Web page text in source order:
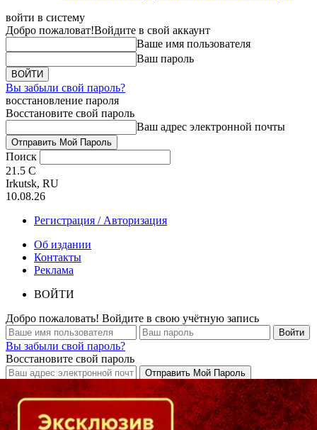
войти в систему
Добро пожаловат!Войдите в свой аккаунт
Ваше имя пользователя
Ваш пароль
Вы забыли свой пароль?
восстановление пароля
Восстановите свой пароль
Ваш адрес электронной почты
Поиск
21.5 C
Irkutsk, RU
10.08.26
Регистрация / Авторизация
Об издании
Контакты
Реклама
ВОЙТИ
Добро пожаловать! Войдите в свою учётную запись
Вы забыли свой пароль?
Восстановите свой пароль
Кто есть кто в Байкальском регионе